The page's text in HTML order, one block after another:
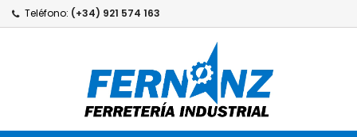
Teléfono: (+34) 921 574 163